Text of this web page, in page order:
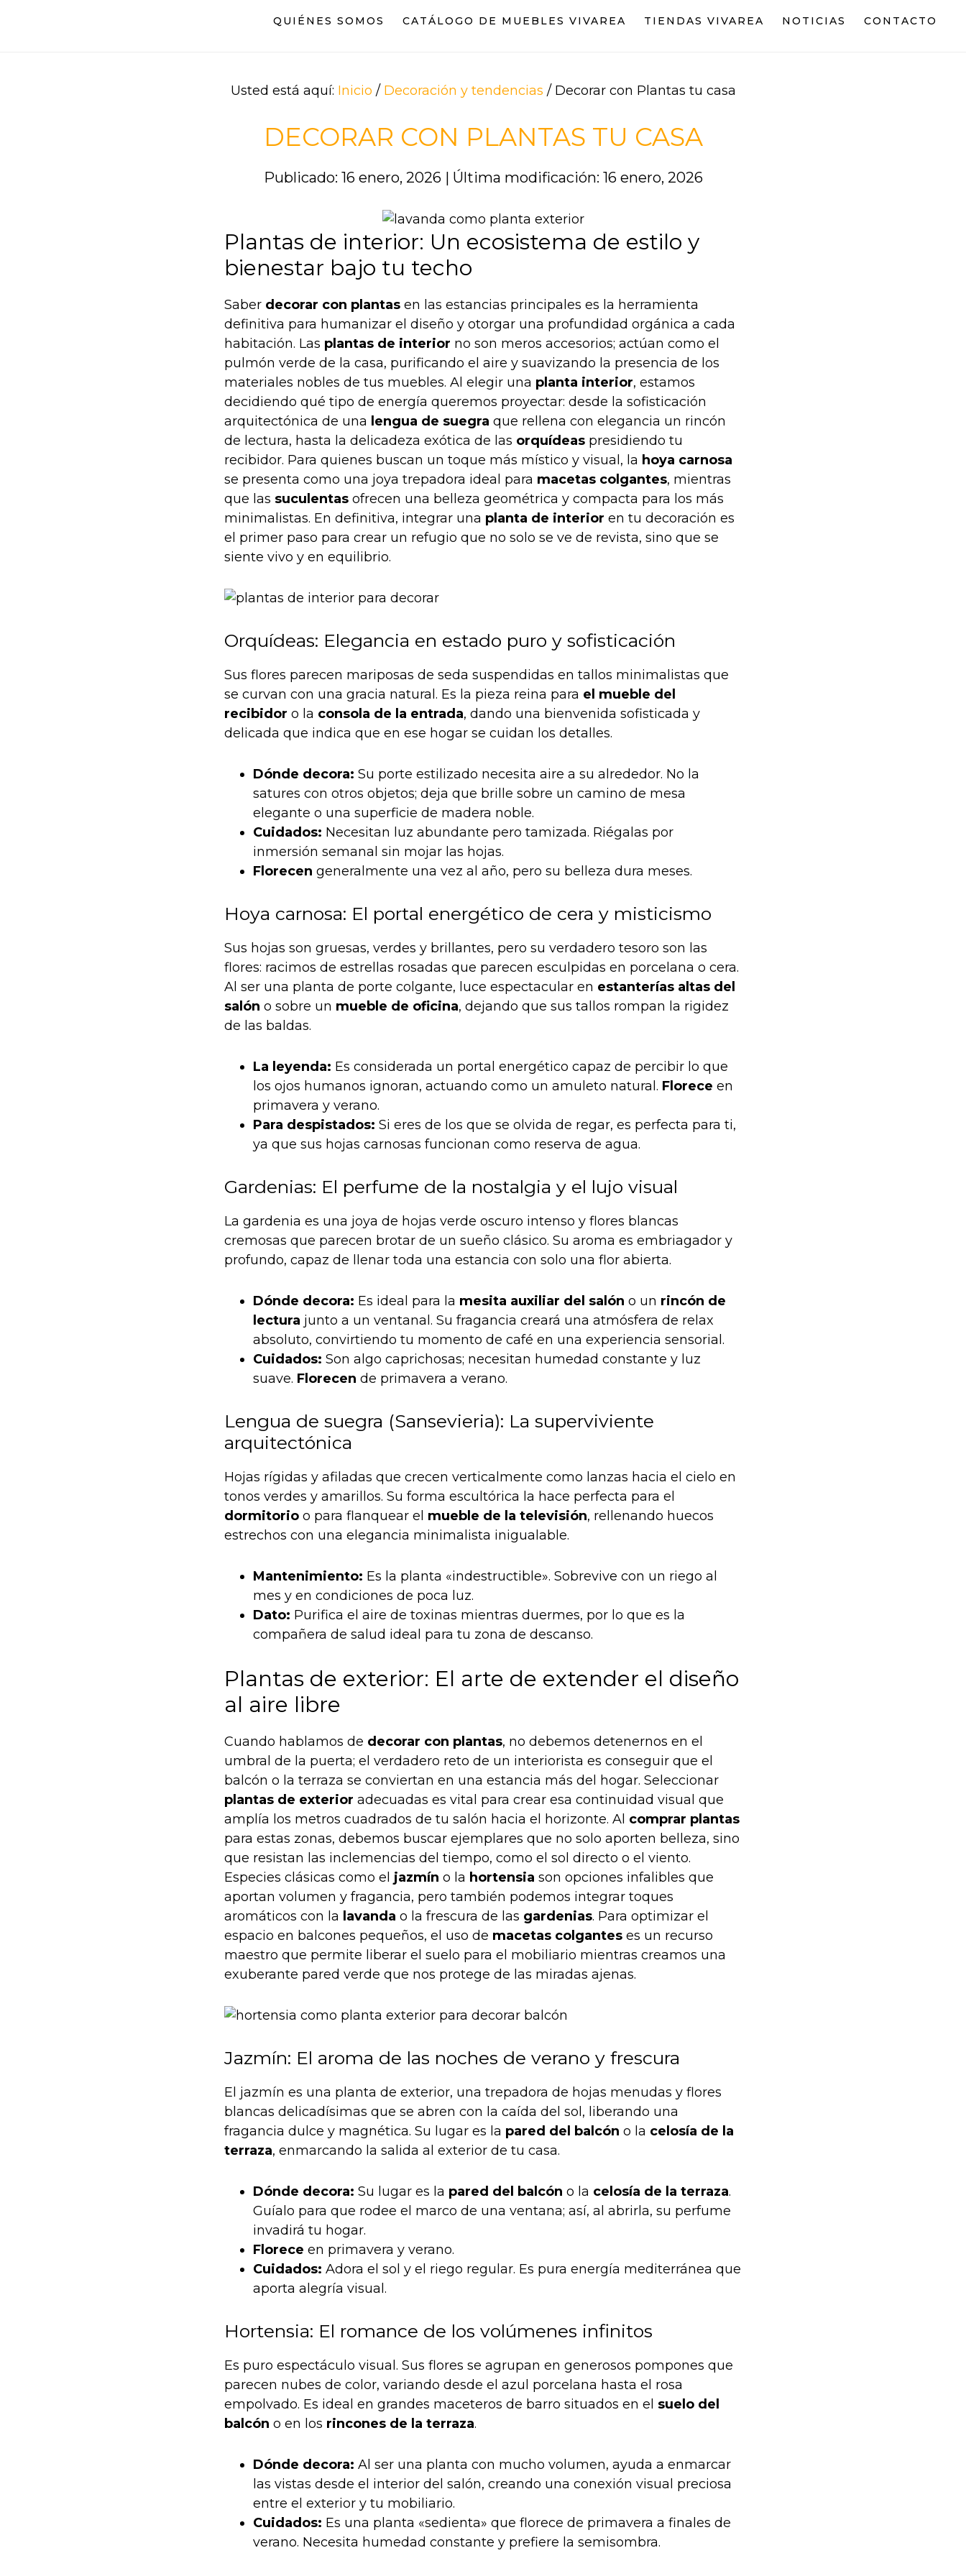
QUIÉNES SOMOS CATÁLOGO DE MUEBLES VIVAREA TIENDAS VIVAREA NOTICIAS CONTACTO
Usted está aquí: Inicio / Decoración y tendencias /Decorar con Plantas tu casa
DECORAR CON PLANTAS TU CASA
Publicado: 16 enero, 2026| Última modificación: 16 enero, 2026
Plantas de interior: Un ecosistema de estilo y
bienestar bajo tu techo
Saber decorar con plantas en las estancias principales es la herramienta
definitiva para humanizar el diseño y otorgar una profundidad orgánica a cada
habitación. Las plantas de interior no son meros accesorios; actúan como el
pulmón verde de la casa, purificando el aire y suavizando la presencia de los
materiales nobles de tus muebles. Al elegir una planta interior, estamos
decidiendo qué tipo de energía queremos proyectar: desde la sofisticación
arquitectónica de una lengua de suegra que rellena con elegancia un rincón
de lectura, hasta la delicadeza exótica de las orquídeas presidiendo tu
recibidor. Para quienes buscan un toque más místico y visual, la hoya carnosa
se presenta como una joya trepadora ideal para macetas colgantes, mientras
que las suculentas ofrecen una belleza geométrica y compacta para los más
minimalistas. En definitiva, integrar una planta de interior en tu decoración es
el primer paso para crear un refugio que no solo se ve de revista, sino que se
siente vivo y en equilibrio.
Orquídeas: Elegancia en estado puro y sofisticación
Sus flores parecen mariposas de seda suspendidas en tallos minimalistas que
se curvan con una gracia natural. Es la pieza reina para el mueble del
recibidor o la consola de la entrada, dando una bienvenida sofisticada y
delicada que indica que en ese hogar se cuidan los detalles.
Dónde decora: Su porte estilizado necesita aire a su alrededor. No la
satures con otros objetos; deja que brille sobre un camino de mesa
elegante o una superficie de madera noble.
Cuidados: Necesitan luz abundante pero tamizada. Riégalas por
inmersión semanal sin mojar las hojas.
Florecen generalmente una vez al año, pero su belleza dura meses.
Hoya carnosa: El portal energético de cera y misticismo
Sus hojas son gruesas, verdes y brillantes, pero su verdadero tesoro son las
flores: racimos de estrellas rosadas que parecen esculpidas en porcelana o cera.
Al ser una planta de porte colgante, luce espectacular en estanterías altas del
salón o sobre un mueble de oficina, dejando que sus tallos rompan la rigidez
de las baldas.
La leyenda: Es considerada un portal energético capaz de percibir lo que
los ojos humanos ignoran, actuando como un amuleto natural. Florece en
primavera y verano.
Para despistados: Si eres de los que se olvida de regar, es perfecta para ti,
ya que sus hojas carnosas funcionan como reserva de agua.
Gardenias: El perfume de la nostalgia y el lujo visual
La gardenia es una joya de hojas verde oscuro intenso y flores blancas
cremosas que parecen brotar de un sueño clásico. Su aroma es embriagador y
profundo, capaz de llenar toda una estancia con solo una flor abierta.
Dónde decora: Es ideal para la mesita auxiliar del salón o un rincón de
lectura junto a un ventanal. Su fragancia creará una atmósfera de relax
absoluto, convirtiendo tu momento de café en una experiencia sensorial.
Cuidados: Son algo caprichosas; necesitan humedad constante y luz
suave. Florecen de primavera a verano.
Lengua de suegra (Sansevieria): La superviviente
arquitectónica
Hojas rígidas y afiladas que crecen verticalmente como lanzas hacia el cielo en
tonos verdes y amarillos. Su forma escultórica la hace perfecta para el
dormitorio o para flanquear el mueble de la televisión, rellenando huecos
estrechos con una elegancia minimalista inigualable.
Mantenimiento: Es la planta «indestructible». Sobrevive con un riego al
mes y en condiciones de poca luz.
Dato: Purifica el aire de toxinas mientras duermes, por lo que es la
compañera de salud ideal para tu zona de descanso.
Plantas de exterior: El arte de extender el diseño
al aire libre
Cuando hablamos de decorar con plantas, no debemos detenernos en el
umbral de la puerta; el verdadero reto de un interiorista es conseguir que el
balcón o la terraza se conviertan en una estancia más del hogar. Seleccionar
plantas de exterior adecuadas es vital para crear esa continuidad visual que
amplía los metros cuadrados de tu salón hacia el horizonte. Al comprar plantas
para estas zonas, debemos buscar ejemplares que no solo aporten belleza, sino
que resistan las inclemencias del tiempo, como el sol directo o el viento.
Especies clásicas como el jazmín o la hortensia son opciones infalibles que
aportan volumen y fragancia, pero también podemos integrar toques
aromáticos con la lavanda o la frescura de las gardenias. Para optimizar el
espacio en balcones pequeños, el uso de macetas colgantes es un recurso
maestro que permite liberar el suelo para el mobiliario mientras creamos una
exuberante pared verde que nos protege de las miradas ajenas.
Jazmín: El aroma de las noches de verano y frescura
El jazmín es una planta de exterior, una trepadora de hojas menudas y flores
blancas delicadísimas que se abren con la caída del sol, liberando una
fragancia dulce y magnética. Su lugar es la pared del balcón o la celosía de la
terraza, enmarcando la salida al exterior de tu casa.
Dónde decora: Su lugar es la pared del balcón o la celosía de la terraza.
Guíalo para que rodee el marco de una ventana; así, al abrirla, su perfume
invadirá tu hogar.
Florece en primavera y verano.
Cuidados: Adora el sol y el riego regular. Es pura energía mediterránea que
aporta alegría visual.
Hortensia: El romance de los volúmenes infinitos
Es puro espectáculo visual. Sus flores se agrupan en generosos pompones que
parecen nubes de color, variando desde el azul porcelana hasta el rosa
empolvado. Es ideal en grandes maceteros de barro situados en el suelo del
balcón o en los rincones de la terraza.
Dónde decora: Al ser una planta con mucho volumen, ayuda a enmarcar
las vistas desde el interior del salón, creando una conexión visual preciosa
entre el exterior y tu mobiliario.
Cuidados: Es una planta «sedienta» que florece de primavera a finales de
verano. Necesita humedad constante y prefiere la semisombra.